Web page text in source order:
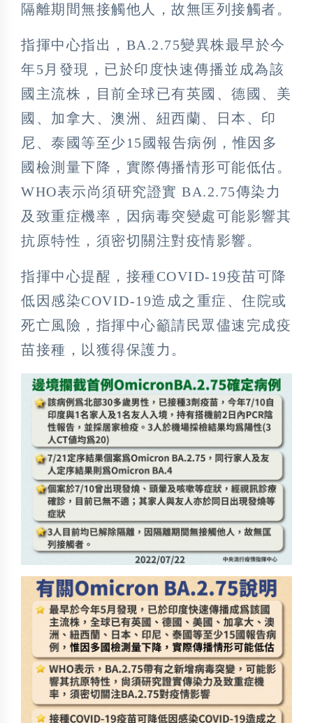
隔離期間無接觸他人，故無匡列接觸者。
指揮中心指出，BA.2.75變異株最早於今
年5月發現，已於印度快速傳播並成為該
國主流株，目前全球已有英國、德國、美
國、加拿大、澳洲、紐西蘭、日本、印
尼、泰國等至少15國報告病例，惟因多
國檢測量下降，實際傳播情形可能低估。
WHO表示尚須研究證實 BA.2.75傳染力
及致重症機率，因病毒突變處可能影響其
抗原特性，須密切關注對疫情影響。
指揮中心提醒，接種COVID-19疫苗可降
低因感染COVID-19造成之重症、住院或
死亡風險，指揮中心籲請民眾儘速完成疫
苗接種，以獲得保護力。